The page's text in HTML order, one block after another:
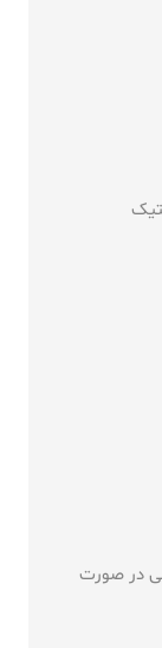
در صورت